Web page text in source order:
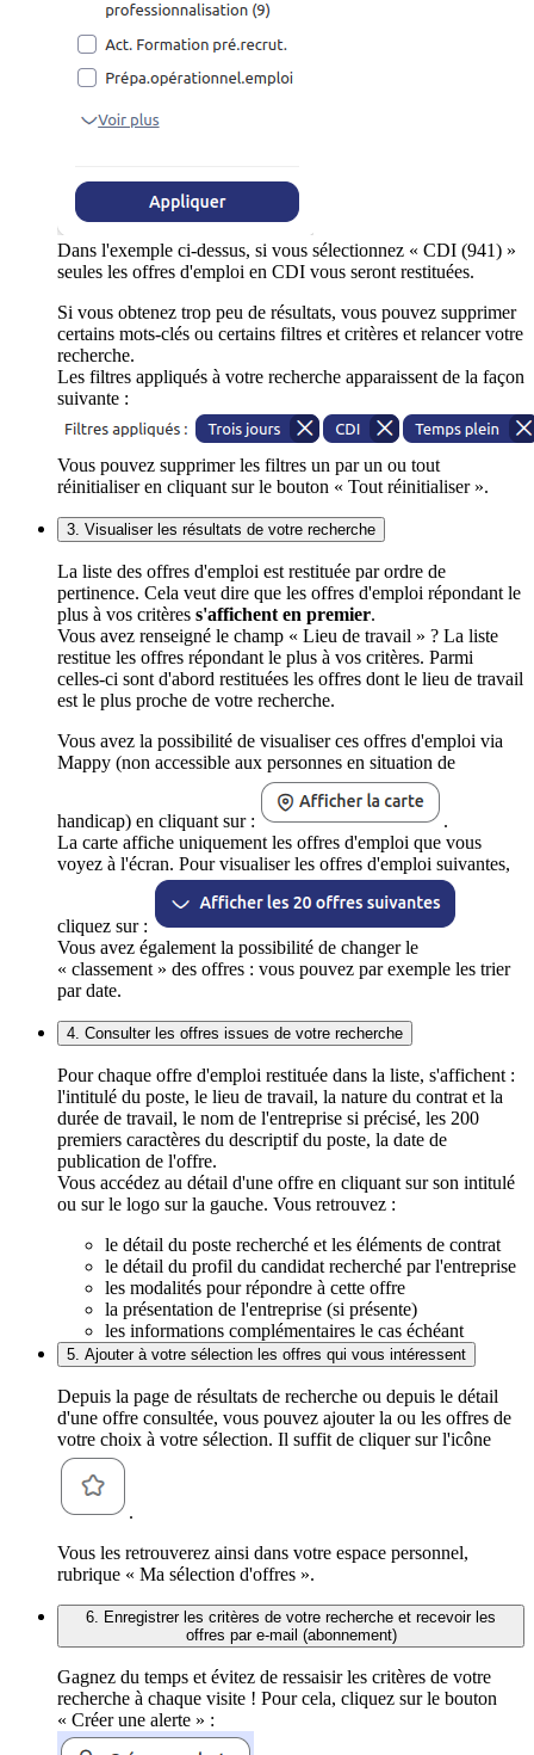
Dans l'exemple ci-dessus, si vous sélectionnez « CDI (941) »
seules les offres d'emploi en CDI vous seront restituées.
Si vous obtenez trop peu de résultats, vous pouvez supprimer
certains mots-clés ou certains filtres et critères et relancer votre
recherche.
Les filtres appliqués à votre recherche apparaissent de la façon
suivante :
Vous pouvez supprimer les filtres un par un ou tout
réinitialiser en cliquant sur le bouton « Tout réinitialiser ».
3. Visualiser les résultats de votre recherche
La liste des offres d'emploi est restituée par ordre de
pertinence. Cela veut dire que les offres d'emploi répondant le
plus à vos critères s'affichent en premier.
Vous avez renseigné le champ « Lieu de travail » ? La liste
restitue les offres répondant le plus à vos critères. Parmi
celles-ci sont d'abord restituées les offres dont le lieu de travail
est le plus proche de votre recherche.
Vous avez la possibilité de visualiser ces offres d'emploi via
Mappy (non accessible aux personnes en situation de
handicap) en cliquant sur :
.
La carte affiche uniquement les offres d'emploi que vous
voyez à l'écran. Pour visualiser les offres d'emploi suivantes,
cliquez sur :
Vous avez également la possibilité de changer le
« classement » des offres : vous pouvez par exemple les trier
par date.
4. Consulter les offres issues de votre recherche
Pour chaque offre d'emploi restituée dans la liste, s'affichent :
l'intitulé du poste, le lieu de travail, la nature du contrat et la
durée de travail, le nom de l'entreprise si précisé, les 200
premiers caractères du descriptif du poste, la date de
publication de l'offre.
Vous accédez au détail d'une offre en cliquant sur son intitulé
ou sur le logo sur la gauche. Vous retrouvez :
le détail du poste recherché et les éléments de contrat
le détail du profil du candidat recherché par l'entreprise
les modalités pour répondre à cette offre
la présentation de l'entreprise (si présente)
les informations complémentaires le cas échéant
5. Ajouter à votre sélection les offres qui vous intéressent
Depuis la page de résultats de recherche ou depuis le détail
d'une offre consultée, vous pouvez ajouter la ou les offres de
votre choix à votre sélection. Il suffit de cliquer sur l'icône
.
Vous les retrouverez ainsi dans votre espace personnel,
rubrique « Ma sélection d'offres ».
6. Enregistrer les critères de votre recherche et recevoir les
offres par e-mail (abonnement)
Gagnez du temps et évitez de ressaisir les critères de votre
recherche à chaque visite ! Pour cela, cliquez sur le bouton
« Créer une alerte » :